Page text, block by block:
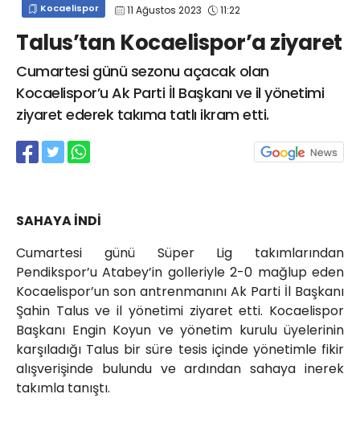
Kocaelispor 11 Ağustos 2023 11:22
Talus’tan Kocaelispor’a ziyaret
Cumartesi günü sezonu açacak olan
Kocaelispor’u Ak Parti İl Başkanı ve il yönetimi
ziyaret ederek takıma tatlı ikram etti.
SAHAYA İNDİ
Cumartesi günü Süper Lig takımlarından
Pendikspor’u Atabey’in golleriyle 2-0 mağlup eden
Kocaelispor’un son antrenmanını Ak Parti İl Başkanı
Şahin Talus ve il yönetimi ziyaret etti. Kocaelispor
Başkanı Engin Koyun ve yönetim kurulu üyelerinin
karşıladığı Talus bir süre tesis içinde yönetimle fikir
alışverişinde bulundu ve ardından sahaya inerek
takımla tanıştı.
info@spor41.com